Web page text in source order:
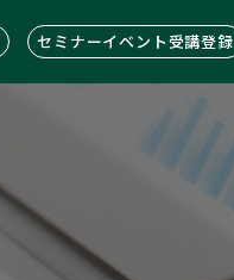
セミナーイベント受講登録